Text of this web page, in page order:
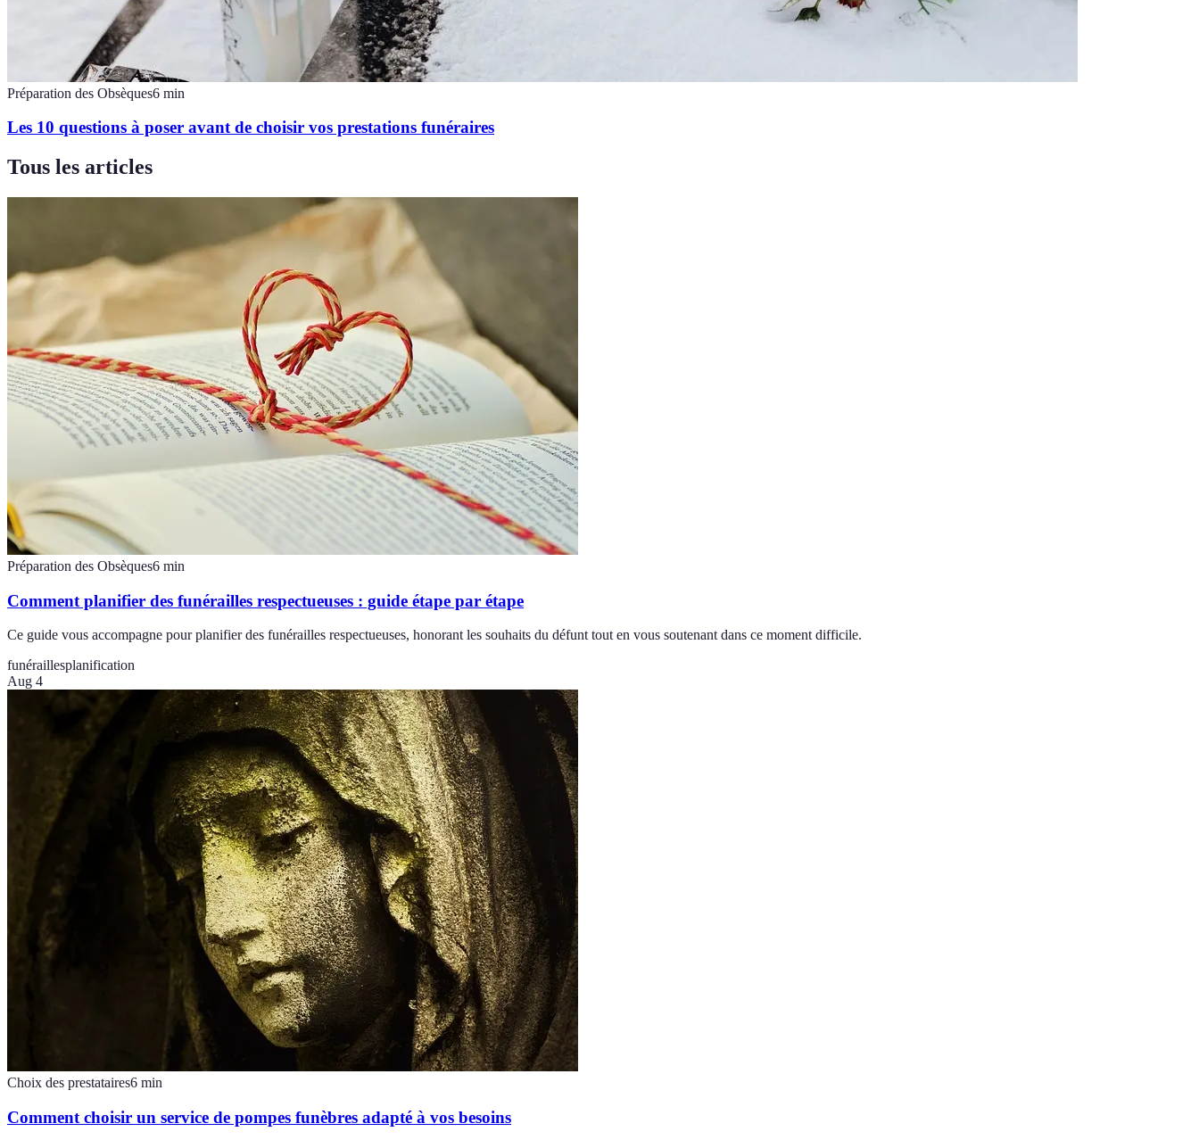
Préparation des Obsèques6 min
Les 10 questions à poser avant de choisir vos prestations funéraires
Tous les articles
Préparation des Obsèques6 min
Comment planifier des funérailles respectueuses : guide étape par étape
Ce guide vous accompagne pour planifier des funérailles respectueuses, honorant les souhaits du défunt tout en vous soutenant dans ce moment difficile.
funéraillesplanification
Aug 4
Choix des prestataires6 min
Comment choisir un service de pompes funèbres adapté à vos besoins